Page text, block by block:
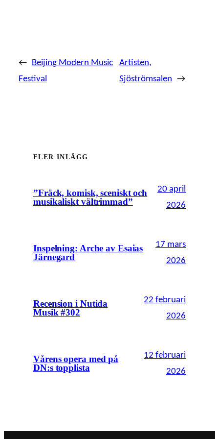
← Beijing Modern Music
Festival
Artisten,
Sjöströmsalen →
FLER INLÄGG
”Fräck, komisk, sceniskt och
musikaliskt vältrimmad”
20 april
2026
Inspelning: Arche av Esaias
Järnegard
17 mars
2026
Recension i Nutida
Musik #302
22 februari
2026
Vårens opera med på
DN:s topplista
12 februari
2026